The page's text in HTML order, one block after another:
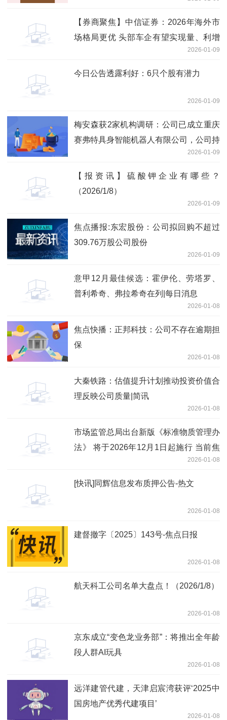
【券商聚焦】中信证券：2026年海外市
场格局更优 头部车企有望实现量、利增
2026-01-09
今日公告透露利好：6只个股有潜力
2026-01-09
梅安森获2家机构调研：公司已成立重庆
赛弗特具身智能机器人有限公司，公司持
股40%，经营范围涵盖智能工业机器人的
研发、制造及销售等业务，后续该公司将
2026-01-09
【报资讯】硫酸钾企业有哪些？
（2026/1/8）
2026-01-09
焦点播报:东宏股份：公司拟回购不超过
309.76万股公司股份
2026-01-09
意甲12月最佳候选：霍伊伦、劳塔罗、
普利希奇、弗拉希奇在列|每日消息
2026-01-08
焦点快播：正邦科技：公司不存在逾期担
保
2026-01-08
大秦铁路：估值提升计划推动投资价值合
理反映公司质量|简讯
2026-01-08
市场监管总局出台新版《标准物质管理办
法》 将于2026年12月1日起施行 当前焦
2026-01-08
[快讯]同辉信息发布质押公告-热文
2026-01-08
建督撤字〔2025〕143号-焦点日报
2026-01-08
航天科工公司名单大盘点！（2026/1/8）
2026-01-08
京东成立“变色龙业务部”：将推出全年龄
段人群AI玩具
2026-01-08
远洋建管代建，天津启宸湾获评‘2025中
国房地产优秀代建项目’
2026-01-08